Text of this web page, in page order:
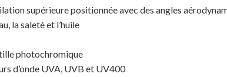
supérieure positionnée avec des angles
la saleté et l’huile
photochromique
d’onde UVA, UVB et UV400